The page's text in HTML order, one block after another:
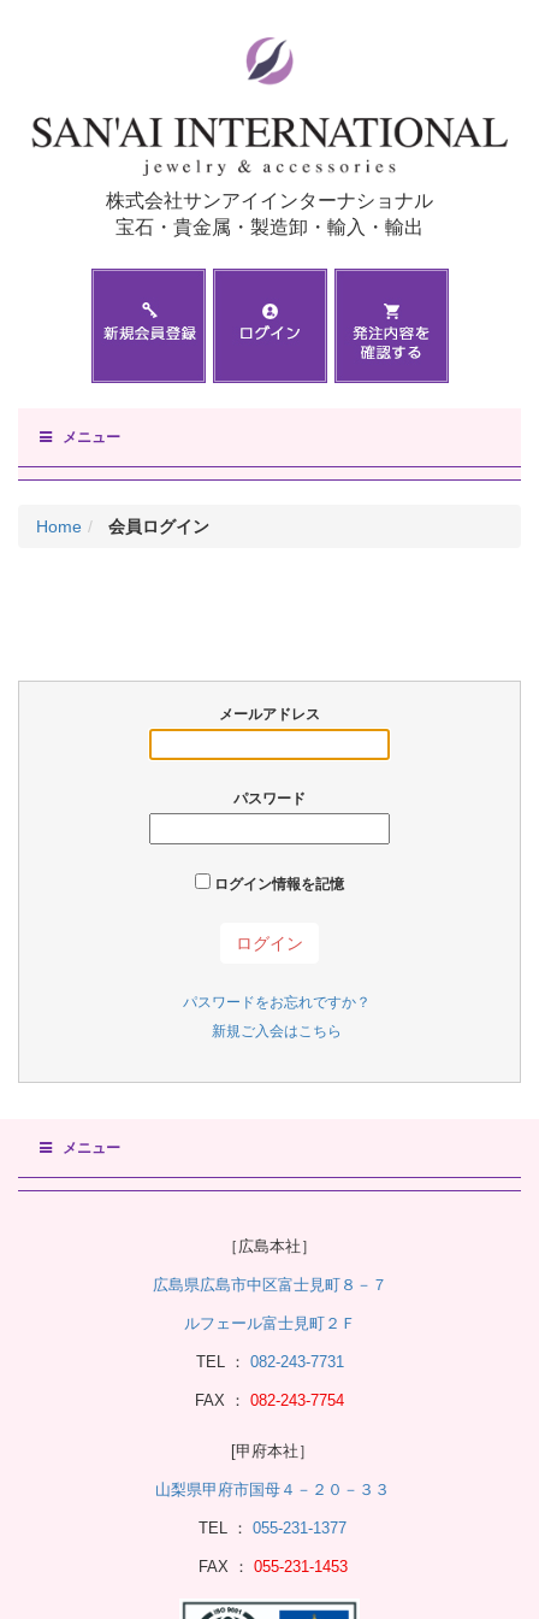
株式会社サンアイインターナショナル
宝石・貴金属・製造卸・輸入・輸出
メニュー
Home 会員ログイン
メールアドレス
パスワード
ログイン情報を記憶
パスワードをお忘れですか？
新規ご入会はこちら
メニュー
［広島本社］
広島県広島市中区富士見町８－７
ルフェール富士見町２Ｆ
TEL ： 082-243-7731
FAX ： 082-243-7754
[甲府本社］
山梨県甲府市国母４－２０－３３
TEL ： 055-231-1377
FAX ： 055-231-1453